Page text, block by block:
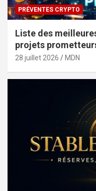
PRÉVENTES CRYPTO
Liste des
projets
28 juillet 2026 MDN